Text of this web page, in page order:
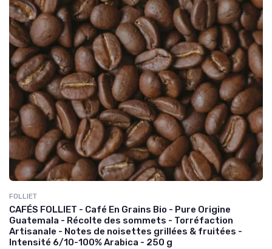
FOLLIET
CAFÉS FOLLIET - Café En Grains Bio - Pure Origine
Guatemala - Récolte des sommets - Torréfaction
Artisanale - Notes de noisettes grillées & fruitées -
Intensité 6/10-100% Arabica - 250 g